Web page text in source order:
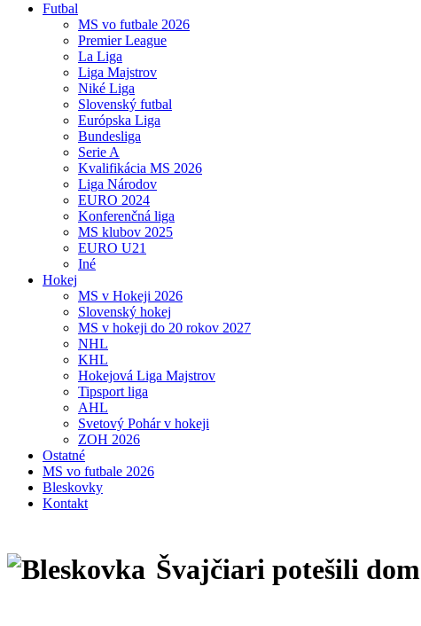
Futbal
MS vo futbale 2026
Premier League
La Liga
Liga Majstrov
Niké Liga
Slovenský futbal
Európska Liga
Bundesliga
Serie A
Kvalifikácia MS 2026
Liga Národov
EURO 2024
Konferenčná liga
MS klubov 2025
EURO U21
Iné
Hokej
MS v Hokeji 2026
Slovenský hokej
MS v hokeji do 20 rokov 2027
NHL
KHL
Hokejová Liga Majstrov
Tipsport liga
AHL
Svetový Pohár v hokeji
ZOH 2026
Ostatné
MS vo futbale 2026
Bleskovky
Kontakt
Švajčiari potešili